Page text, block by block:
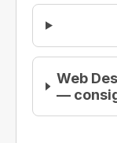
Web
—